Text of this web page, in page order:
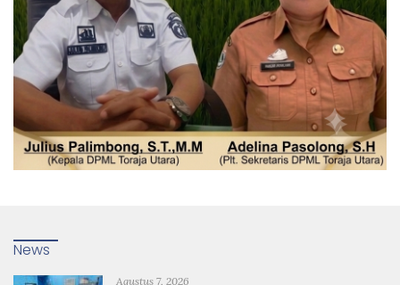
News
Agustus 7, 2026